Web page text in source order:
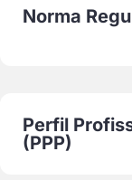
Norma
Perfil
(PPP)